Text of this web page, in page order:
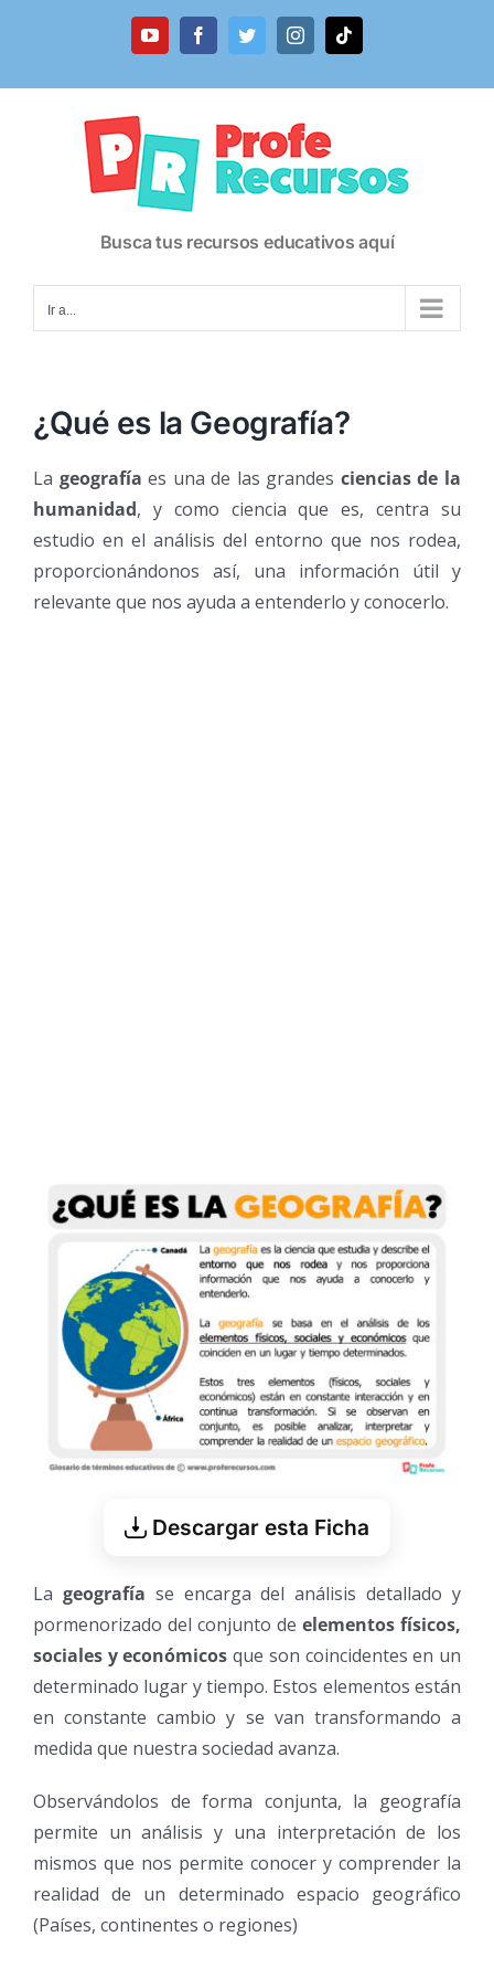
YouTubeFacebookTwitterInstagramTiktok
Busca tus recursos educativos aquí
Ir a...
¿Qué es la Geografía?
La geografía es una de las grandes ciencias de la
humanidad, y como ciencia que es, centra su
estudio en el análisis del entorno que nos rodea,
proporcionándonos así, una información útil y
relevante que nos ayuda a entenderlo y conocerlo.
Descargar esta Ficha
La geografía se encarga del análisis detallado y
pormenorizado del conjunto de elementos físicos,
sociales y económicos que son coincidentes en un
determinado lugar y tiempo. Estos elementos están
en constante cambio y se van transformando a
medida que nuestra sociedad avanza.
Observándolos de forma conjunta, la geografía
permite un análisis y una interpretación de los
mismos que nos permite conocer y comprender la
realidad de un determinado espacio geográfico
(Países, continentes o regiones)